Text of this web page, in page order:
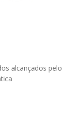
alcançados pelo